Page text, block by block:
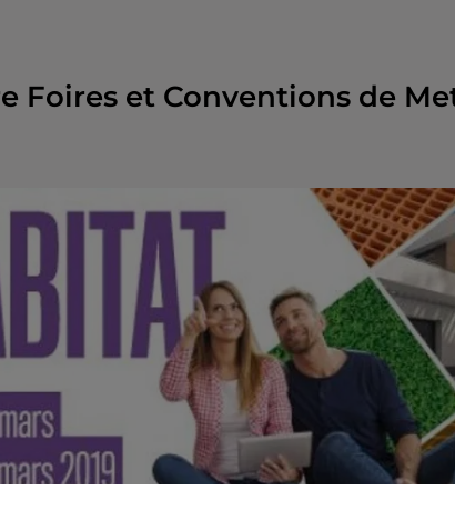
Foires et Conventions de